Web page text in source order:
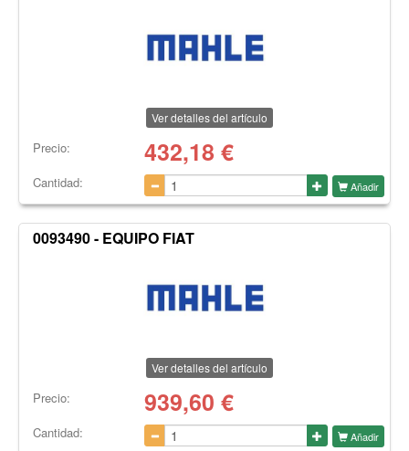
Ver detalles del artículo
Precio: 432,18 €
Cantidad: Añadir
0093490 - EQUIPO FIAT
Ver detalles del artículo
Precio: 939,60 €
Cantidad: Añadir